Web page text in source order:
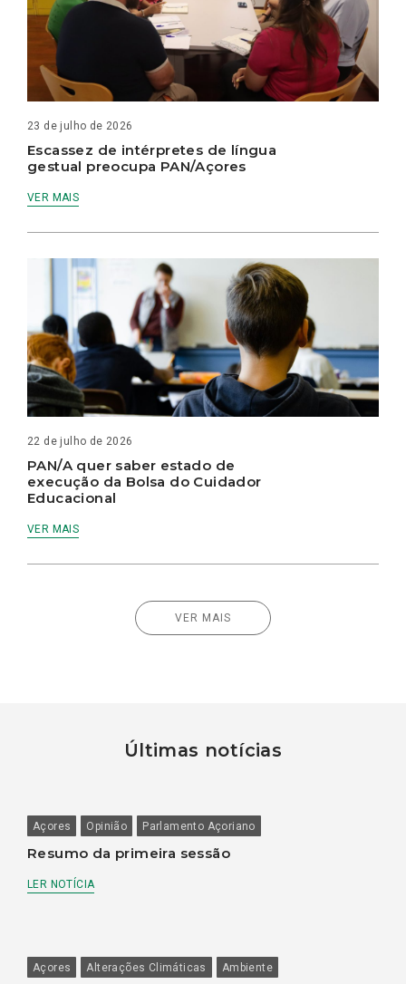
23 de julho de 2026
Escassez de intérpretes de língua
gestual preocupa PAN/Açores
VER MAIS
22 de julho de 2026
PAN/A quer saber estado de
execução da Bolsa do Cuidador
Educacional
VER MAIS
VER MAIS
Últimas notícias
Açores Opinião Parlamento Açoriano
Resumo da primeira sessão
LER NOTÍCIA
Açores Alterações Climáticas Ambiente